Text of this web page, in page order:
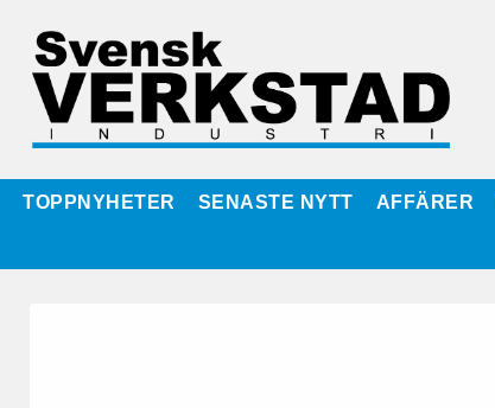
TOPPNYHETER SENASTE NYTT AFFÄRER